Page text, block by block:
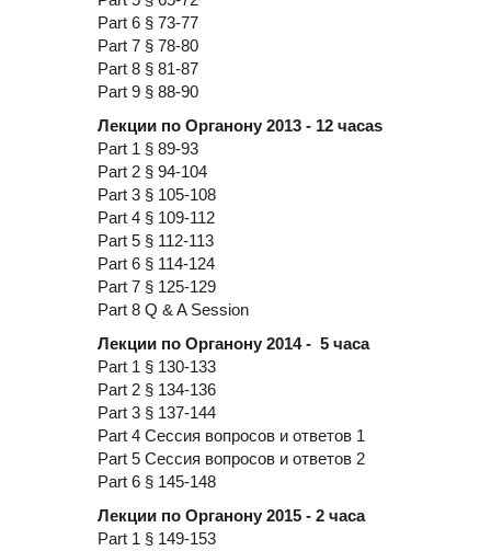
Part 6 § 73-77
Part 7 § 78-80
Part 8 § 81-87
Part 9 § 88-90
Лекции по Органону 2013 - 12 часаs
Part 1 § 89-93
Part 2 § 94-104
Part 3 § 105-108
Part 4 § 109-112
Part 5 § 112-113
Part 6 § 114-124
Part 7 § 125-129
Part 8 Q & A Session
Лекции по Органону 2014 - 5 часа
Part 1 § 130-133
Part 2 § 134-136
Part 3 § 137-144
Part 4 Сессия вопросов и ответов 1
Part 5 Сессия вопросов и ответов 2
Part 6 § 145-148
Лекции по Органону 2015 - 2 часа
Part 1 § 149-153